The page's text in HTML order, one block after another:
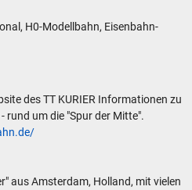
H0-Modellbahn, Eisenbahn-
des TT KURIER Informationen zu
rund um die "Spur der Mitte".
aus Amsterdam, Holland, mit vielen